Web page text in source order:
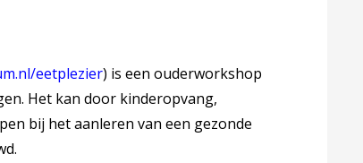
eetplezier​) is een ouderworkshop
Het kan door kinderopvang,
bij het aanleren van een gezonde